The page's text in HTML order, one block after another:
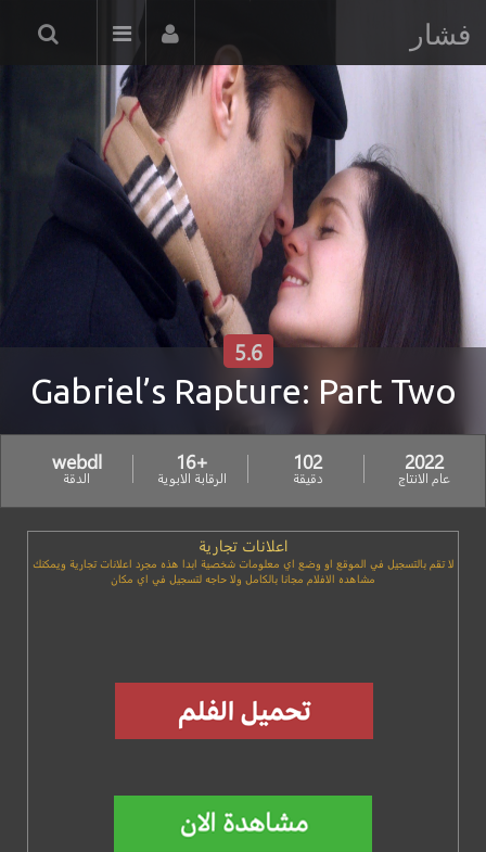
فشار
Gabriel’s Rapture: Part Two
5.6
2022
عام الانتاج
102
دقيقة
+16
الرقابة الابوية
webdl
الدقة
اعلانات تجارية
لا تقم بالتسجيل في الموقع او وضع اي معلومات شخصية ابدا هذه مجرد اعلانات تجارية ويمكنك
مشاهده الافلام مجانا بالكامل ولا حاجه لتسجيل في اي مكان